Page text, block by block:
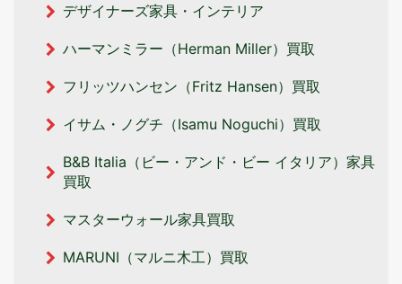
デザイナーズ家具・インテリア
ハーマンミラー（Herman Miller）買取
フリッツハンセン（Fritz Hansen）買取
イサム・ノグチ（Isamu Noguchi）買取
B&B Italia（ビー・アンド・ビー イタリア‎）家具
買取
マスターウォール家具買取
MARUNI（マルニ木工）買取